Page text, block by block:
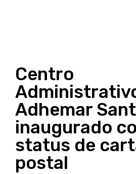
Centro
Adhemar
inaugurado
status de
postal